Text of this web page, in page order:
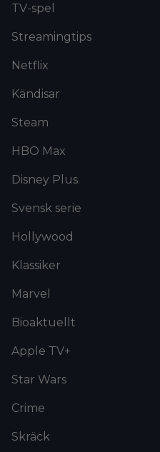
TV-spel
Streamingtips
Netflix
Kändisar
Steam
HBO Max
Disney Plus
Svensk serie
Hollywood
Klassiker
Marvel
Bioaktuellt
Apple TV+
Star Wars
Crime
Skräck